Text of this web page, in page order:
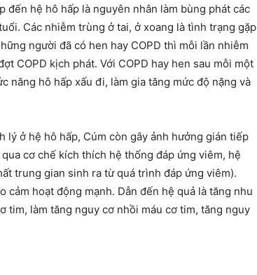
hệ hô hấp là nguyên nhân làm bùng phát các
Các nhiễm trùng ở tai, ở xoang là tình trạng gặp
người đã có hen hay COPD thì mỗi lần nhiễm
COPD kịch phát. Với COPD hay hen sau mỗi một
năng hô hấp xấu đi, làm gia tăng mức độ nặng và
ở hệ hô hấp, Cúm còn gây ảnh hưởng gián tiếp
cơ chế kích thích hệ thống đáp ứng viêm, hệ
trung gian sinh ra từ quá trình đáp ứng viêm).
hoạt động mạnh. Dẫn đến hệ quả là tăng nhu
tim, làm tăng nguy cơ nhồi máu cơ tim, tăng nguy